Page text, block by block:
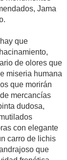
Jama
que
de olores que
miseria humana
que morirán
mercancías
dudosa,
con elegante
carro de lichis
que